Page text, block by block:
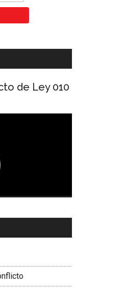
de Ley 010
Federación